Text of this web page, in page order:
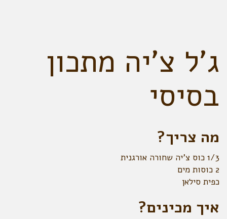
ג'ל צ'יה מתכון
בסיסי
מה צריך?
1/3 כוס צ'יה שחורה אורגנית
2 כוסות מים
כפית סילאן
איך מכינים?